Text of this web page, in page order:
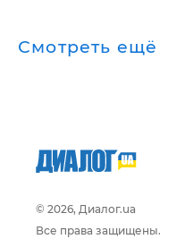
Смотреть ещё
© 2026, Диалог.ua
Все права защищены.